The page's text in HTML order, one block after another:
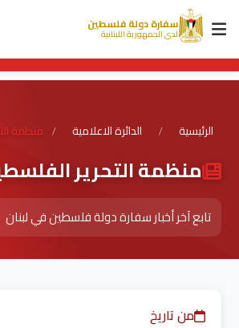
سفارة دولة فلسطين
لدى الجمهورية اللبنانية
الرئيسية / الدائرة الاعلامية / منظمة
منظمة التحرير
تابع آخر أخبار سفارة دولة فلسطين في لبنان
من تاريخ